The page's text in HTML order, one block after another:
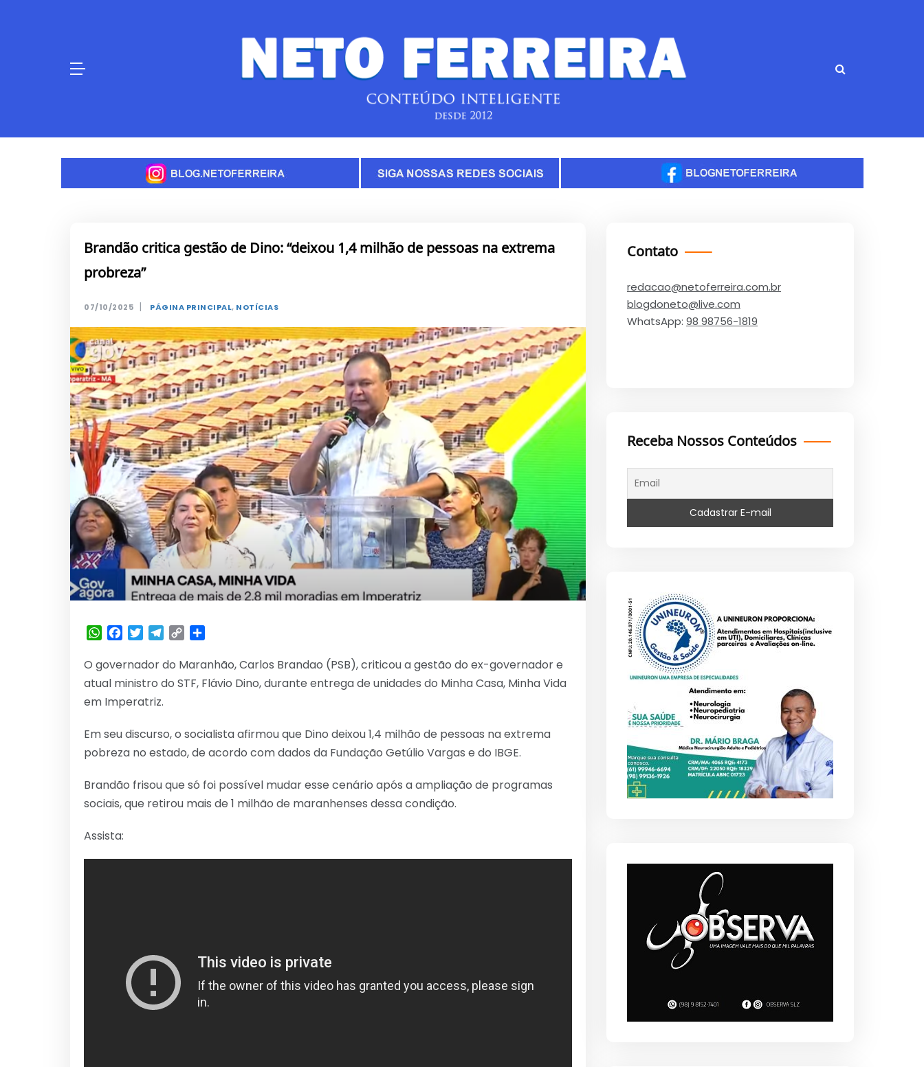
Brandão critica gestão de Dino: “deixou 1,4 milhão de pessoas na extrema
probreza”
07/10/2025 | PÁGINA PRINCIPAL, NOTÍCIAS
WhatsApp
Facebook
TwitterTelegram
Copy
O governador do Maranhão, Carlos Brandao (PSB), criticou a gestão do ex-governador e
atual ministro do STF, Flávio Dino, durante entrega de unidades do Minha Casa, Minha Vida
em Imperatriz.
Em seu discurso, o socialista afirmou que Dino deixou 1,4 milhão de pessoas na extrema
pobreza no estado, de acordo com dados da Fundação Getúlio Vargas e do IBGE.
Brandão frisou que só foi possível mudar esse cenário após a ampliação de programas
sociais, que retirou mais de 1 milhão de maranhenses dessa condição.
Assista:
Contato
redacao@netoferreira.com.br
blogdoneto@live.com
WhatsApp: 98 98756-1819
Receba Nossos Conteúdos